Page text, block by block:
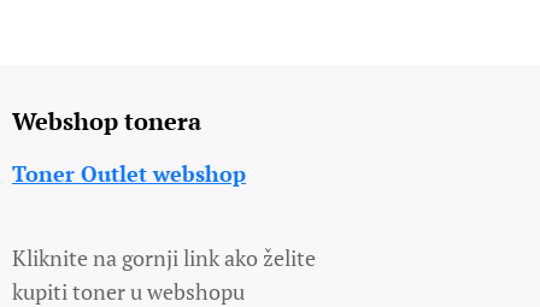
Webshop tonera
Toner Outlet webshop
Kliknite na gornji link ako želite
kupiti toner u webshopu